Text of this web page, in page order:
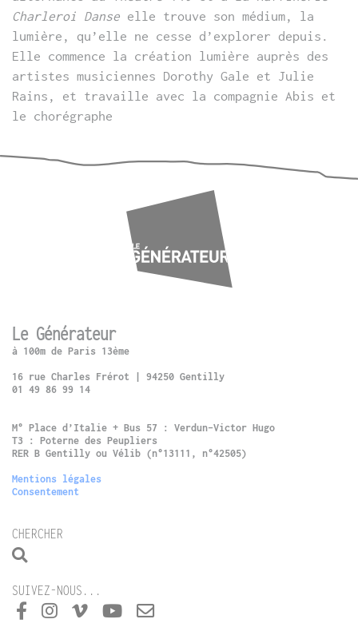
Charleroi Danse elle trouve son médium, la
lumière, qu’elle ne cesse d’explorer depuis.
Elle commence la création lumière auprès des
artistes musiciennes Dorothy Gale et Julie
Rains, et travaille avec la compagnie Abis et
le chorégraphe
Le Générateur
à 100m de Paris 13ème
16 rue Charles Frérot | 94250 Gentilly
01 49 86 99 14
M° Place d’Italie + Bus 57 : Verdun-Victor Hugo
T3 : Poterne des Peupliers
RER B Gentilly ou Vélib (n°13111, n°42505)
Mentions légales
Consentement
CHERCHER
SUIVEZ-NOUS...